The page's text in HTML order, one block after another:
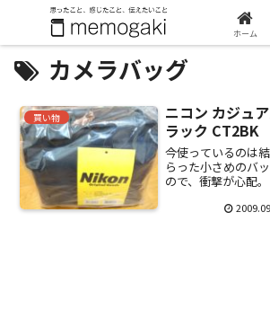
カメラバッグ
買い物
ニコン カジュ
ラック CT2BK
今使っているのは
らった小さめのバ
ので、衝撃が心配
入。いろいろお店
ホーム